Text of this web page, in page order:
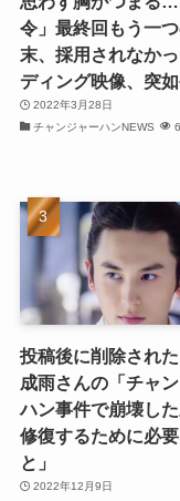
令」最終回もう一
末、採用されなか
ディング映像、突如
2022年3月28日
チャンジャーハンNEWS
投稿後に削除され
成雨さんの「チャ
ハン事件で崩壊し
修復するために必要
と」
2022年12月9日